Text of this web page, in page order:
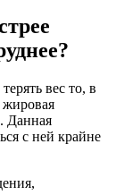
вес то, в
жировая
Данная
с ней крайне